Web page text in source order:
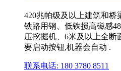
420兆帕级及以上建筑和桥
铁路用钢、低铁损高磁感
压挖掘机、6米及以上全断
要启动按钮,机器会自动 .
联系电话: 180 3780 8511